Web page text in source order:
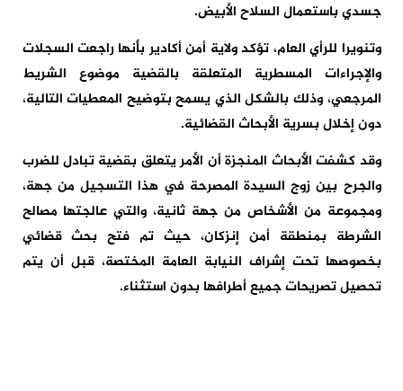
جسدي باستعمال السلاح الأبيض.
وتنويرا للرأي العام، تؤكد ولاية أمن أكادير بأنها راجعت السجلات
والإجراءات المسطرية المتعلقة بالقضية موضوع الشريط
المرجعي، وذلك بالشكل الذي يسمح بتوضيح المعطيات التالية،
دون إخلال بسرية الأبحاث القضائية.
وقد كشفت الأبحاث المنجزة أن الأمر يتعلق بقضية تبادل للضرب
والجرح بين زوج السيدة المصرحة في هذا التسجيل من جهة،
ومجموعة من الأشخاص من جهة ثانية، والتي عالجتها مصالح
الشرطة بمنطقة أمن إنزكان، حيث تم فتح بحث قضائي
بخصوصها تحت إشراف النيابة العامة المختصة، قبل أن يتم
تحصيل تصريحات جميع أطرافها بدون استثناء.